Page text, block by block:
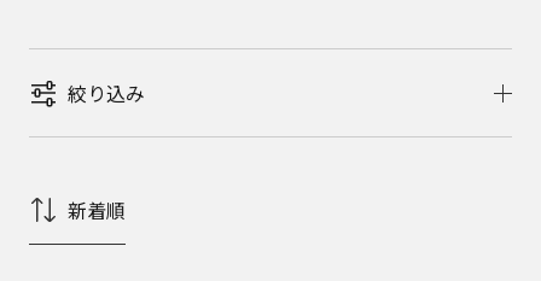
絞り込み
新着順